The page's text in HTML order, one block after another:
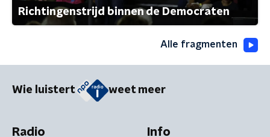
Richtingenstrijd binnen de Democraten
Alle fragmenten
Wie luistert weet meer
Radio Info